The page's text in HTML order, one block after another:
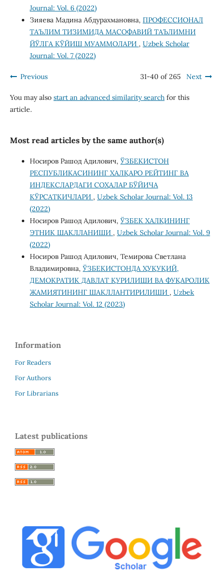
Journal: Vol. 6 (2022)
Зияева Мадина Абдурахмановна, ПРОФЕССИОНАЛ
ТАЪЛИМ ТИЗИМИДА МАСОФАВИЙ ТАЪЛИМНИ
ЙЎЛГА ҚЎЙИШ МУАММОЛАРИ , Uzbek Scholar
Journal: Vol. 7 (2022)
Previous 31-40 of 265 Next
You may also start an advanced similarity searchfor this
article.
Most read articles by the same author(s)
Носиров Рашод Адилович, ЎЗБЕКИСТОН
РЕСПУБЛИКАСИНИНГ ХАЛҚАРО РЕЙТИНГ ВА
ИНДЕКСЛАРДАГИ СОҲАЛАР БЎЙИЧА
КЎРСАТКИЧЛАРИ , Uzbek Scholar Journal: Vol. 13
(2022)
Носиров Рашод Адилович, ЎЗБЕК ХАЛҚИНИНГ
ЭТНИК ШАКЛЛАНИШИ , Uzbek Scholar Journal: Vol. 9
(2022)
Носиров Рашод Адилович, Темирова Светлана
Владимировна, ЎЗБЕКИСТОНДА ҲУҚУҚИЙ,
ДЕМОКРАТИК ДАВЛАТ ҚУРИЛИШИ ВА ФУҚАРОЛИК
ЖАМИЯТИНИНГ ШАКЛЛАНТИРИЛИШИ , Uzbek
Scholar Journal: Vol. 12 (2023)
Information
For Readers
For Authors
For Librarians
Latest publications